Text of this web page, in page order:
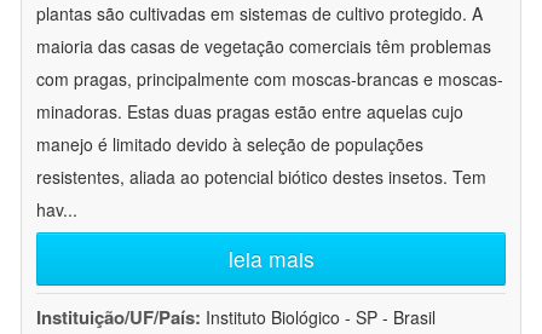
plantas são cultivadas em sistemas de cultivo protegido. A
maioria das casas de vegetação comerciais têm problemas
com pragas, principalmente com moscas-brancas e moscas-
minadoras. Estas duas pragas estão entre aquelas cujo
manejo é limitado devido à seleção de populações
resistentes, aliada ao potencial biótico destes insetos. Tem
hav...
leia mais
Instituição/UF/País: Instituto Biológico - SP - Brasil